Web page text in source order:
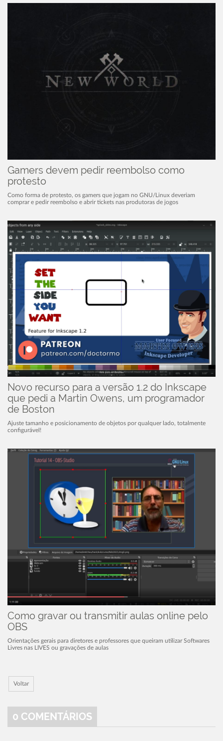
Gamers devem pedir reembolso como
protesto
Como forma de protesto, os gamers que jogam no GNU/Linux deveriam
comprar e pedir reembolso e abrir tickets nas produtoras de jogos
Novo recurso para a versão 1.2 do Inkscape
que pedi a Martin Owens, um programador
de Boston
Ajuste tamanho e posicionamento de objetos por qualquer lado, totalmente
configurável!
Como gravar ou transmitir aulas online pelo
OBS
Orientações gerais para diretores e professores que queiram utilizar Softwares
Livres nas LIVES ou gravações de aulas
Voltar
0 COMENTÁRIOS